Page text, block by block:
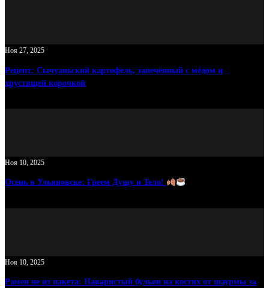
Ноя 27, 2025
Рецепт: Сычуаньский картофель, запечённый с мёдом и
хрустящей корочкой
Ноя 10, 2025
Осень в Ульяновске: Греем Душу и Тело!
Ноя 10, 2025
Рамен не из пакета: Наваристый бульон на костях от шаурмы за